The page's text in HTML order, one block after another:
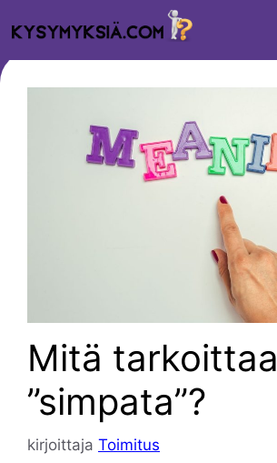
sisältöön
Mitä tarkoittaa
”simpata”?
kirjoittaja Toimitus